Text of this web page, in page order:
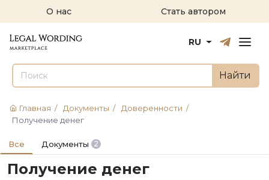
О нас Стать автором
РусскийEnglish
RU
Найти
Главная / Документы / Доверенности /
Получение денег
Все Документы 2
Получение денег